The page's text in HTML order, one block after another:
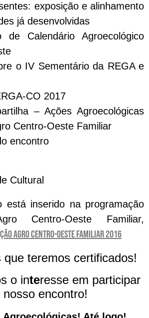
exposição e alinhamento
já desenvolvidas
de Calendário Agroecológico
o IV Sementário da REGA e
CO 2017
– Ações Agroecológicas
Centro-Oeste Familiar
encontro
Cultural
está inserido na programação
Centro-Oeste Familiar,
Agro Centro-Oeste Familiar 2016
que teremos certificados!
o interesse em participar
nosso encontro!